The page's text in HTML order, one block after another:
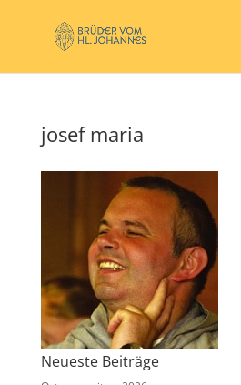
josef maria
Neueste Beiträge